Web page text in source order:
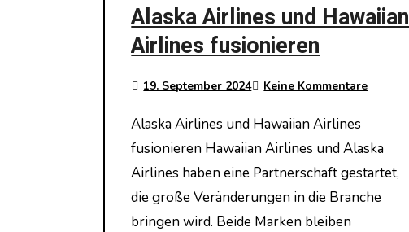
Alaska Airlines und Hawaiian
Airlines fusionieren
19. September 2024 Keine Kommentare
Alaska Airlines und Hawaiian Airlines
fusionieren Hawaiian Airlines und Alaska
Airlines haben eine Partnerschaft gestartet,
die große Veränderungen in die Branche
bringen wird. Beide Marken bleiben